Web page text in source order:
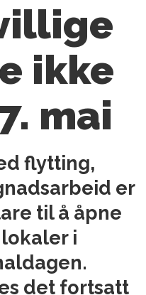
ikke
mai
flytting,
er
til å åpne
i
det fortsatt